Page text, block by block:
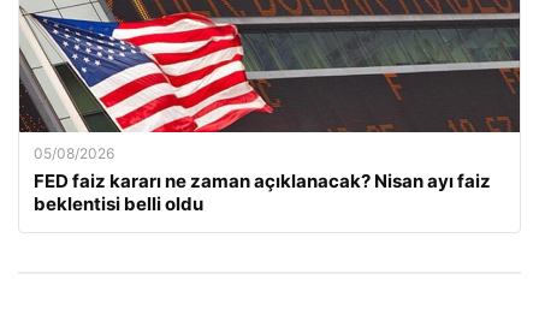
05/08/2026
FED faiz kararı ne zaman açıklanacak? Nisan ayı faiz
beklentisi belli oldu